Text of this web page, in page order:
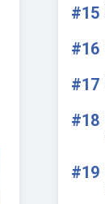
#15
#16
#17
#18
#19